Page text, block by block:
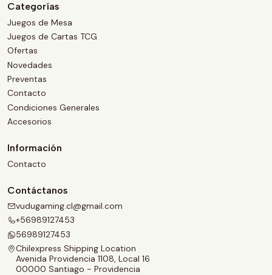
Categorías
Juegos de Mesa
Juegos de Cartas TCG
Ofertas
Novedades
Preventas
Contacto
Condiciones Generales
Accesorios
Información
Contacto
Contáctanos
vudugaming.cl@gmail.com
+56989127453
56989127453
Chilexpress Shipping Location
Avenida Providencia 1108, Local 16
00000 Santiago - Providencia